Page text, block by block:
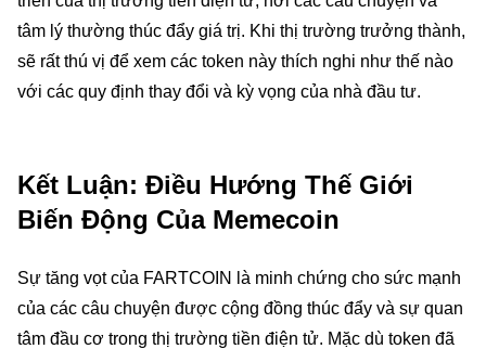
tâm lý thường thúc đẩy giá trị. Khi thị trường trưởng thành,
sẽ rất thú vị để xem các token này thích nghi như thế nào
với các quy định thay đổi và kỳ vọng của nhà đầu tư.
Kết Luận: Điều Hướng Thế Giới
Biến Động Của Memecoin
Sự tăng vọt của FARTCOIN là minh chứng cho sức mạnh
của các câu chuyện được cộng đồng thúc đẩy và sự quan
tâm đầu cơ trong thị trường tiền điện tử. Mặc dù token đã